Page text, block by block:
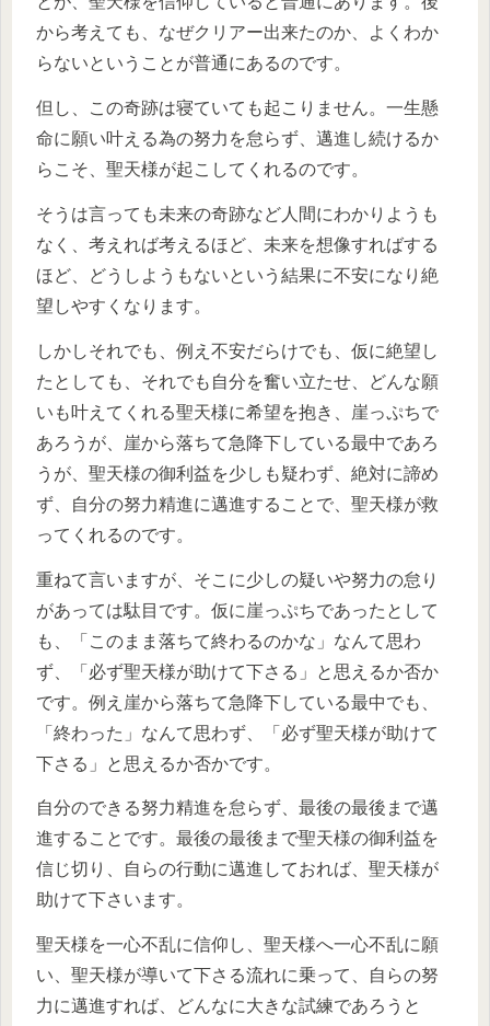
から考えても、なぜクリアー出来たのか、よくわか
らないということが普通にあるのです。
但し、この奇跡は寝ていても起こりません。一生懸
命に願い叶える為の努力を怠らず、邁進し続けるか
らこそ、聖天様が起こしてくれるのです。
そうは言っても未来の奇跡など人間にわかりようも
なく、考えれば考えるほど、未来を想像すればする
ほど、どうしようもないという結果に不安になり絶
望しやすくなります。
しかしそれでも、例え不安だらけでも、仮に絶望し
たとしても、それでも自分を奮い立たせ、どんな願
いも叶えてくれる聖天様に希望を抱き、崖っぷちで
あろうが、崖から落ちて急降下している最中であろ
うが、聖天様の御利益を少しも疑わず、絶対に諦め
ず、自分の努力精進に邁進することで、聖天様が救
ってくれるのです。
重ねて言いますが、そこに少しの疑いや努力の怠り
があっては駄目です。仮に崖っぷちであったとして
も、「このまま落ちて終わるのかな」なんて思わ
ず、「必ず聖天様が助けて下さる」と思えるか否か
です。例え崖から落ちて急降下している最中でも、
「終わった」なんて思わず、「必ず聖天様が助けて
下さる」と思えるか否かです。
自分のできる努力精進を怠らず、最後の最後まで邁
進することです。最後の最後まで聖天様の御利益を
信じ切り、自らの行動に邁進しておれば、聖天様が
助けて下さいます。
聖天様を一心不乱に信仰し、聖天様へ一心不乱に願
い、聖天様が導いて下さる流れに乗って、自らの努
力に邁進すれば、どんなに大きな試練であろうと